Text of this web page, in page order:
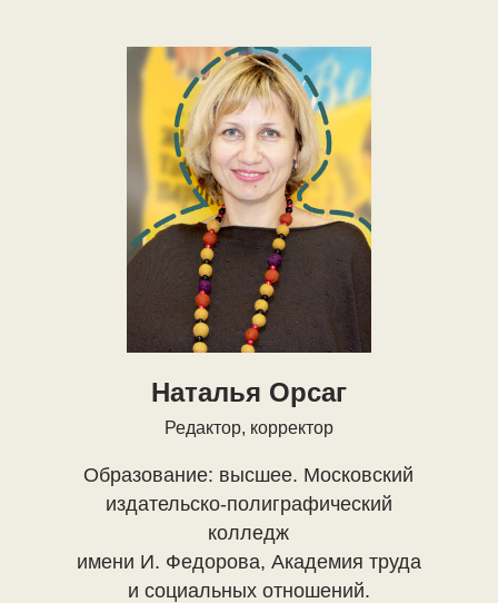
Наталья Орсаг
Редактор, корректор
Образование: высшее. Московский
издательско-полиграфический
колледж
имени И. Федорова, Академия труда
и социальных отношений.